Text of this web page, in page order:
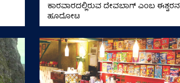
ಕಾರವಾರದಲ್ಲಿರುವ ದೇವಬಾಗ್‌ ಎಂಬ ಈಶ್ವರನ
ಹೂದೋಟ